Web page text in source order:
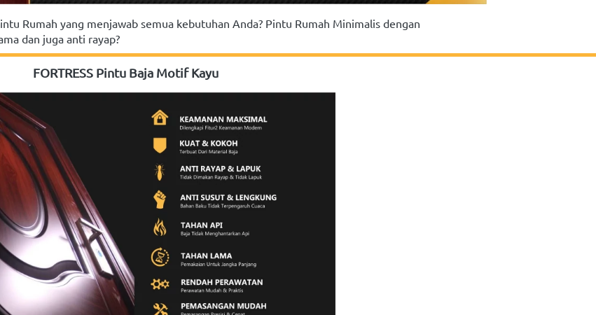
Rumah yang menjawab semua kebutuhan Anda? Pintu Rumah Minimalis dengan
dan juga anti rayap?
FORTRESS Pintu Baja Motif Kayu